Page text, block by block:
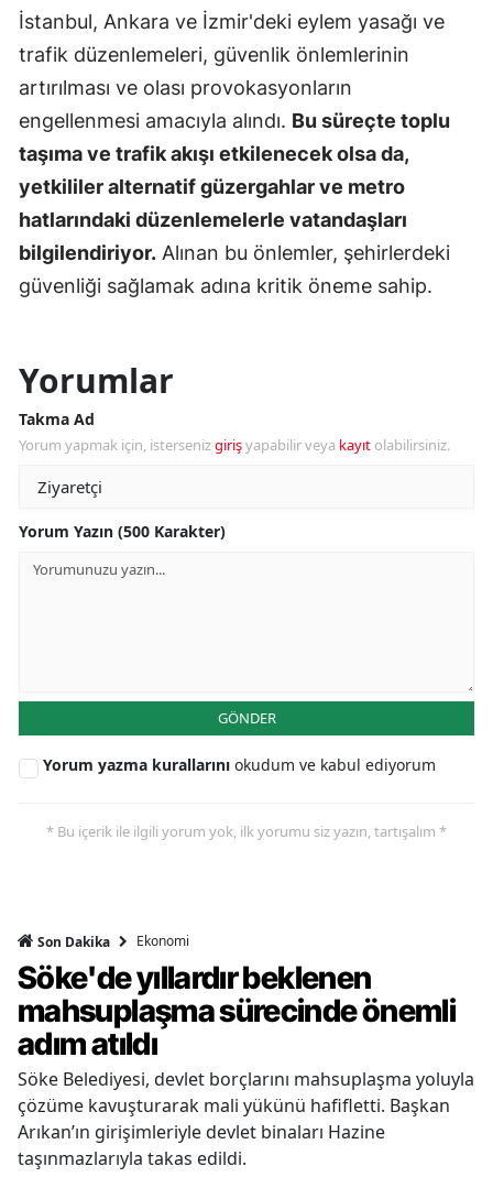
İstanbul, Ankara ve İzmir'deki eylem yasağı ve
trafik düzenlemeleri, güvenlik önlemlerinin
artırılması ve olası provokasyonların
engellenmesi amacıyla alındı. Bu süreçte toplu
taşıma ve trafik akışı etkilenecek olsa da,
yetkililer alternatif güzergahlar ve metro
hatlarındaki düzenlemelerle vatandaşları
bilgilendiriyor. Alınan bu önlemler, şehirlerdeki
güvenliği sağlamak adına kritik öneme sahip.
Yorumlar
Takma Ad
Yorum yapmak için, istersenizgirişyapabilir veya kayıt olabilirsiniz.
Yorum Yazın (500 Karakter)
GÖNDER
Yorum yazma kurallarını okudum ve kabul ediyorum
* Bu içerik ile ilgili yorum yok, ilk yorumu siz yazın, tartışalım *
Son Dakika Ekonomi
Söke'de yıllardır beklenen
mahsuplaşma sürecinde önemli
adım atıldı
Söke Belediyesi, devlet borçlarını mahsuplaşma yoluyla
çözüme kavuşturarak mali yükünü hafifletti. Başkan
Arıkan’ın girişimleriyle devlet binaları Hazine
taşınmazlarıyla takas edildi.